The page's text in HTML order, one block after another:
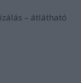
– átlátható